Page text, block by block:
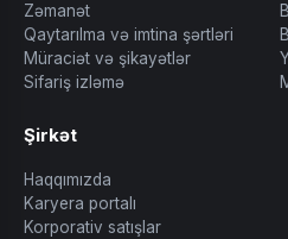
Zəmanət
Qaytarılma və imtina şərtləri
Müraciət və şikayətlər
Sifariş izləmə
Şirkət
Haqqımızda
Karyera portalı
Korporativ satışlar